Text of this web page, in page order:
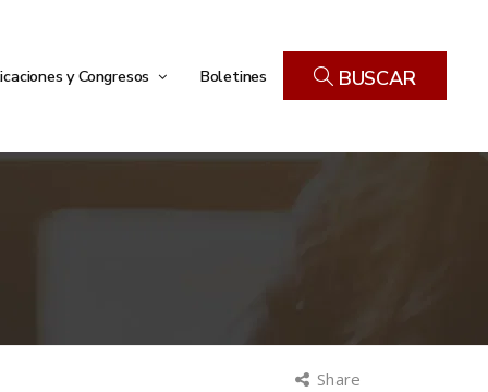
y Congresos Boletines BUSCAR
Share